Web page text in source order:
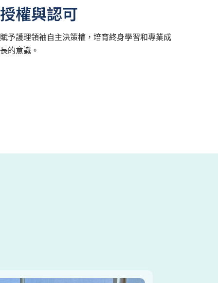
授權與認可
賦予護理領袖自主決策權，培育終身學習和專業成
長的意識。